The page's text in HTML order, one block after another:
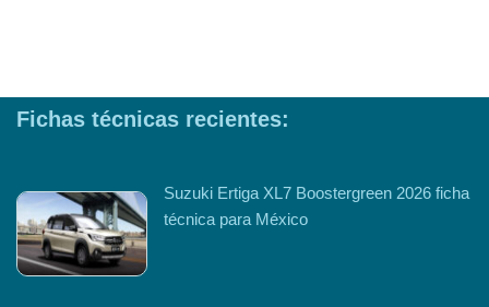
Fichas técnicas recientes:
Suzuki Ertiga XL7 Boostergreen 2026 ficha
técnica para México